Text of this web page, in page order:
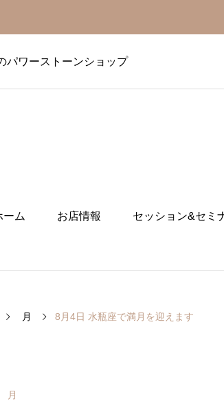
パワーストーンショップ
ーム お店情報 セッション&セミ
月 8月4日 水瓶座で満月を迎えます
月